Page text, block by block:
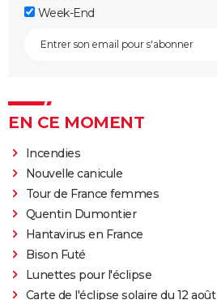
Week-End
EN CE MOMENT
Incendies
Nouvelle canicule
Tour de France femmes
Quentin Dumontier
Hantavirus en France
Bison Futé
Lunettes pour l'éclipse
Carte de l'éclipse solaire du 12 août